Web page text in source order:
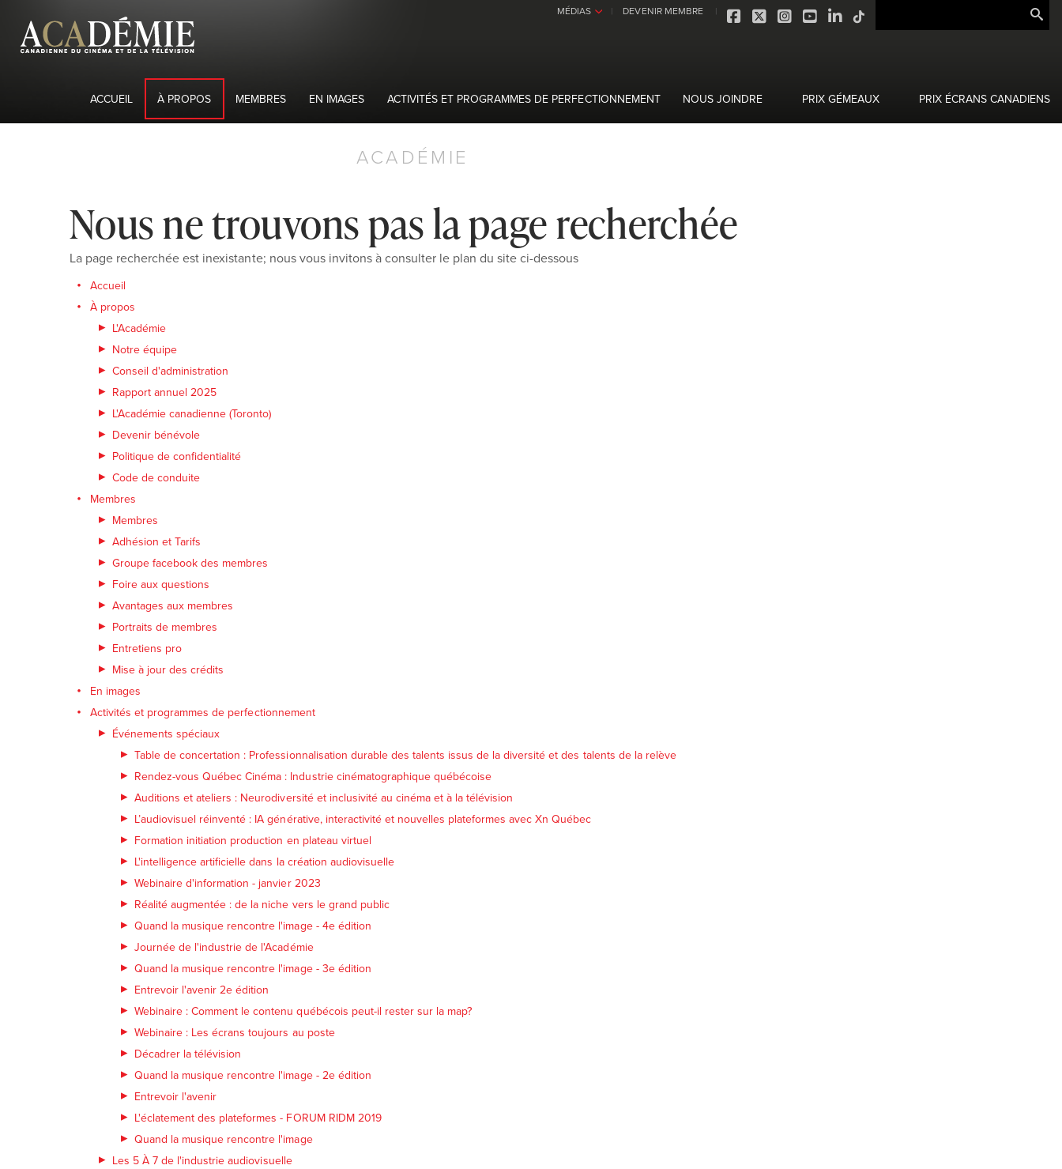
ACCUEIL À PROPOS MEMBRES EN IMAGES ACTIVITÉS ET PROGRAMMES DE PERFECTIONNEMENT NOUS JOINDRE PRIX GÉMEAUX PRIX ÉCRANS CANADIENS
MÉDIAS› DEVENIR MEMBRE
ACADÉMIE
Nous ne trouvons pas la page recherchée
La page recherchée est inexistante; nous vous invitons à consulter le plan du site ci-dessous
Accueil
À propos
L'Académie
Notre équipe
Conseil d'administration
Rapport annuel 2025
L'Académie canadienne (Toronto)
Devenir bénévole
Politique de confidentialité
Code de conduite
Membres
Membres
Adhésion et Tarifs
Groupe facebook des membres
Foire aux questions
Avantages aux membres
Portraits de membres
Entretiens pro
Mise à jour des crédits
En images
Activités et programmes de perfectionnement
Événements spéciaux
Table de concertation : Professionnalisation durable des talents issus de la diversité et des talents de la relève
Rendez-vous Québec Cinéma : Industrie cinématographique québécoise
Auditions et ateliers : Neurodiversité et inclusivité au cinéma et à la télévision
L’audiovisuel réinventé : IA générative, interactivité et nouvelles plateformes avec Xn Québec
Formation initiation production en plateau virtuel
L'intelligence artificielle dans la création audiovisuelle
Webinaire d'information - janvier 2023
Réalité augmentée : de la niche vers le grand public
Quand la musique rencontre l'image - 4e édition
Journée de l'industrie de l'Académie
Quand la musique rencontre l'image - 3e édition
Entrevoir l'avenir 2e édition
Webinaire : Comment le contenu québécois peut-il rester sur la map?
Webinaire : Les écrans toujours au poste
Décadrer la télévision
Quand la musique rencontre l'image - 2e édition
Entrevoir l'avenir
L'éclatement des plateformes - FORUM RIDM 2019
Quand la musique rencontre l'image
Les 5 À 7 de l'industrie audiovisuelle